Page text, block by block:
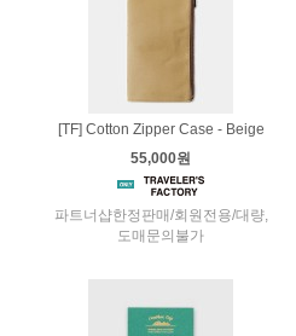
[TF] Cotton Zipper Case - Beige
55,000원
파트너샵한정판매/회원전용/대량,
도매문의불가